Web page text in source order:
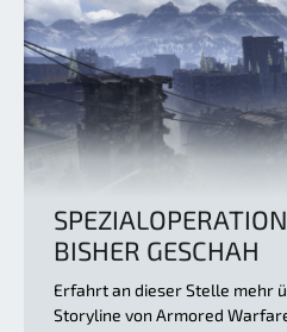
BISHER GESCHAH
Erfahrt an dieser Stelle mehr
Storyline von Armored